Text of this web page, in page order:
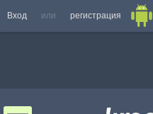
Вход или регистрация